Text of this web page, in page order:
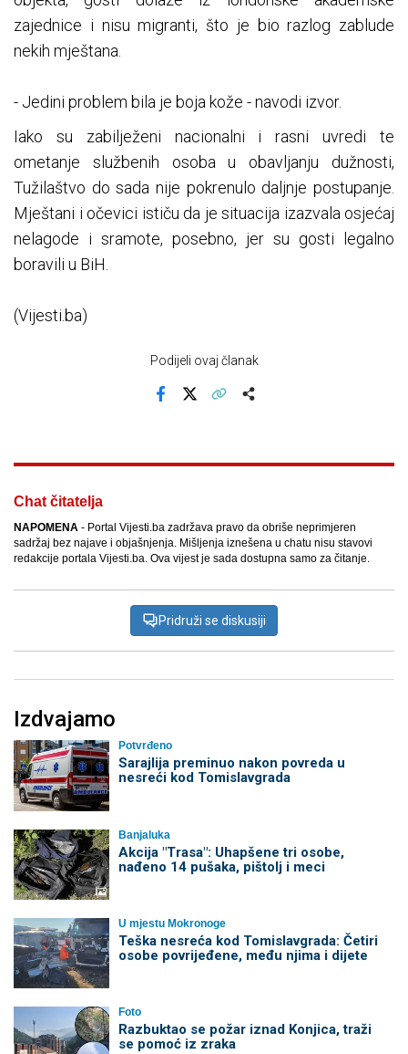
zajednice i nisu migranti, što je bio razlog zablude
nekih mještana.
- Jedini problem bila je boja kože - navodi izvor.
Iako su zabilježeni nacionalni i rasni uvredi te
ometanje službenih osoba u obavljanju dužnosti,
Tužilaštvo do sada nije pokrenulo daljnje postupanje.
Mještani i očevici ističu da je situacija izazvala osjećaj
nelagode i sramote, posebno, jer su gosti legalno
boravili u BiH.
(Vijesti.ba)
Podijeli ovaj članak
Chat čitatelja
NAPOMENA - Portal Vijesti.ba zadržava pravo da obriše neprimjeren
sadržaj bez najave i objašnjenja. Mišljenja iznešena u chatu nisu stavovi
redakcije portala Vijesti.ba. Ova vijest je sada dostupna samo za čitanje.
Pridruži se diskusiji
Izdvajamo
Potvrđeno
Sarajlija preminuo nakon povreda u
nesreći kod Tomislavgrada
Banjaluka
Akcija "Trasa": Uhapšene tri osobe,
nađeno 14 pušaka, pištolj i meci
U mjestu Mokronoge
Teška nesreća kod Tomislavgrada: Četiri
osobe povrijeđene, među njima i dijete
Foto
Razbuktao se požar iznad Konjica, traži
se pomoć iz zraka